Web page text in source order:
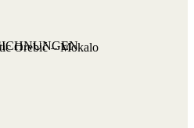
Orebić – Mokalo